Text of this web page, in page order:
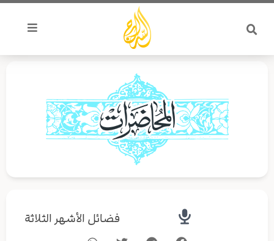
تخطي
المحتوى
فضائل الأشهر الثلاثة